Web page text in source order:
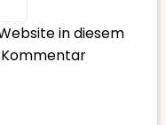
in diesem